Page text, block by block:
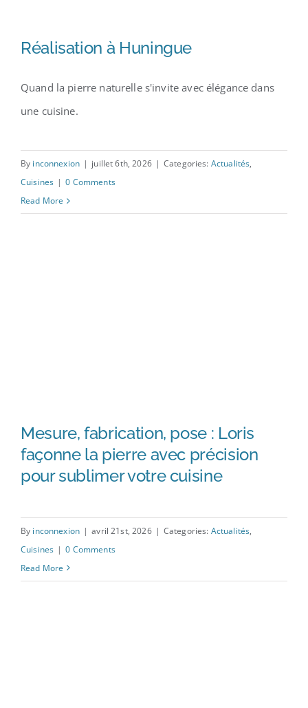
Réalisation à Huningue
Quand la pierre naturelle s'invite avec élégance dans
une cuisine.
By inconnexion | juillet 6th, 2026 | Categories: Actualités,
Cuisines | 0 Comments
Read More
Mesure, fabrication, pose :
précision pour sublimer votre
cuisine
Mesure, fabrication, pose : Loris
façonne la pierre avec précision
pour sublimer votre cuisine
By inconnexion | avril 21st, 2026 | Categories: Actualités,
Cuisines | 0 Comments
Read More